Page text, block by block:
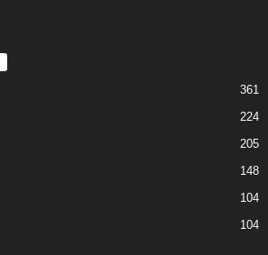
361
224
205
148
104
104